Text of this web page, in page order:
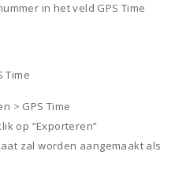
in het veld GPS Time
Time
> GPS Time
op “Exporteren”
zal worden aangemaakt als